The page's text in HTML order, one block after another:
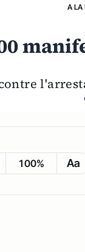
A LA
100% Aa